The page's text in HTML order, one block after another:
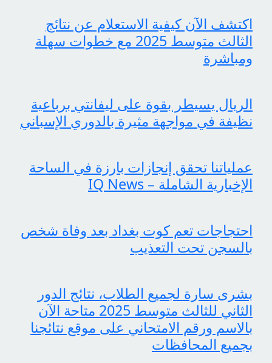
اكتشف الآن كيفية الاستعلام عن نتائج
الثالث متوسط 2025 مع خطوات سهلة
ومباشرة
الريال يسيطر بقوة على ليفانتي برباعية
نظيفة في مواجهة مثيرة بالدوري الإسباني
عملياتنا تحقق إنجازات بارزة في الساحة
الإخبارية الشاملة – IQ News
احتجاجات تعم كوت بغداد بعد وفاة شخص
بالسجن تحت التعذيب
بشرى سارة لجميع الطلاب، نتائج الدور
الثاني للثالث متوسط 2025 متاحة الآن
بالاسم ورقم الامتحاني على موقع نتائجنا
بجميع المحافظات